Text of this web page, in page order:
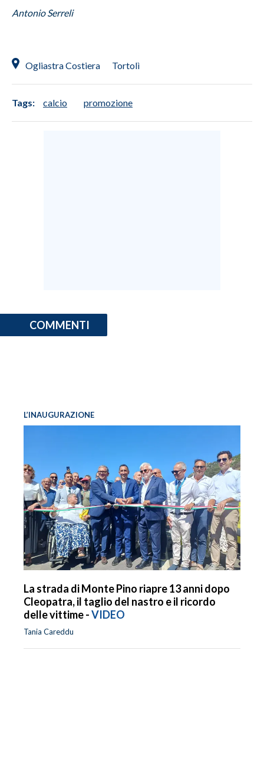
ABBONATI
PUBBLICITÀ
SPIAGGE
STORE
Antonio Serreli
Ogliastra Costiera Tortolì
Tags: calcio promozione
COMMENTI
L’INAUGURAZIONE
La strada di Monte Pino riapre 13 anni dopo
Cleopatra, il taglio del nastro e il ricordo
delle vittime -VIDEO
Tania Careddu